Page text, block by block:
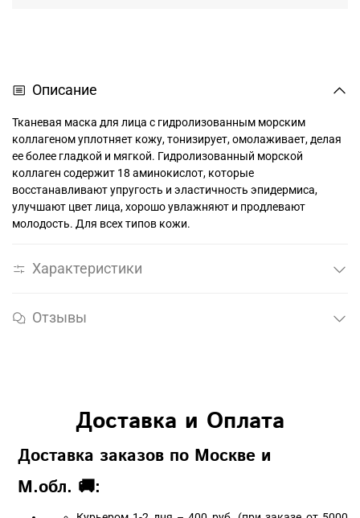
Описание
Тканевая маска для лица с гидролизованным морским
коллагеном уплотняет кожу, тонизирует, омолаживает, делая
ее более гладкой и мягкой. Гидролизованный морской
коллаген содержит 18 аминокислот, которые
восстанавливают упругость и эластичность эпидермиса,
улучшают цвет лица, хорошо увлажняют и продлевают
молодость. Для всех типов кожи.
Характеристики
Отзывы
Доставка и Оплата
Доставка заказов по Москве и
М.обл. 🚚: